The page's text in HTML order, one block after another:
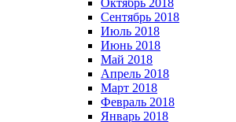
Октябрь 2018
Сентябрь 2018
Июль 2018
Июнь 2018
Май 2018
Апрель 2018
Март 2018
Февраль 2018
Январь 2018